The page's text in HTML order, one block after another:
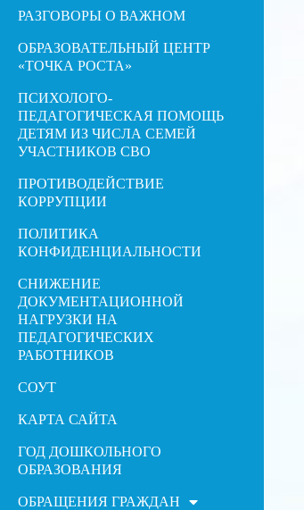
РАЗГОВОРЫ О ВАЖНОМ
ОБРАЗОВАТЕЛЬНЫЙ ЦЕНТР
«ТОЧКА РОСТА»
ПСИХОЛОГО-
ПЕДАГОГИЧЕСКАЯ ПОМОЩЬ
ДЕТЯМ ИЗ ЧИСЛА СЕМЕЙ
УЧАСТНИКОВ СВО
ПРОТИВОДЕЙСТВИЕ
КОРРУПЦИИ
ПОЛИТИКА
КОНФИДЕНЦИАЛЬНОСТИ
СНИЖЕНИЕ
ДОКУМЕНТАЦИОННОЙ
НАГРУЗКИ НА
ПЕДАГОГИЧЕСКИХ
РАБОТНИКОВ
СОУТ
КАРТА САЙТА
ГОД ДОШКОЛЬНОГО
ОБРАЗОВАНИЯ
ОБРАЩЕНИЯ ГРАЖДАН